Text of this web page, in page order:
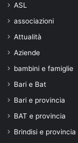
ASL
associazioni
Attualità
Aziende
bambini e famiglie
Bari e Bat
Bari e provincia
BAT e provincia
Brindisi e provincia